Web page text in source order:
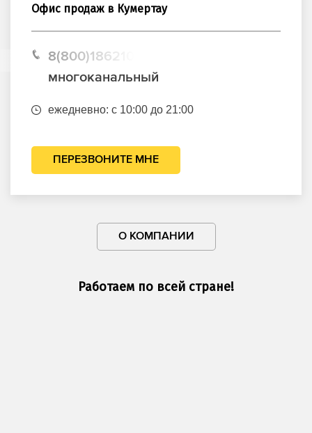
Офис продаж в Кумертау
8(800)1862102
многоканальный
ежедневно: с 10:00 до 21:00
ПЕРЕЗВОНИТЕ МНЕ
О КОМПАНИИ
Работаем по всей стране!